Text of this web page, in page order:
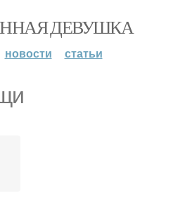
ДЕВУШКА
новости статьи